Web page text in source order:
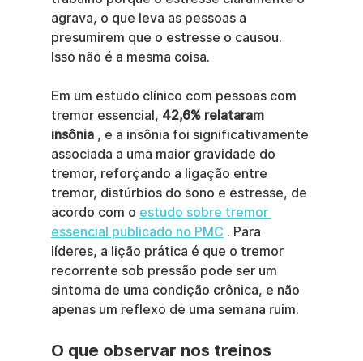
agrava, o que leva as pessoas a
presumirem que o estresse o causou.
Isso não é a mesma coisa.
Em um estudo clínico com pessoas com
tremor essencial, 42,6% relataram
insônia , e a insônia foi significativamente
associada a uma maior gravidade do
tremor, reforçando a ligação entre
tremor, distúrbios do sono e estresse, de
acordo com o estudo sobre tremor
essencial publicado no PMC . Para
líderes, a lição prática é que o tremor
recorrente sob pressão pode ser um
sintoma de uma condição crônica, e não
apenas um reflexo de uma semana ruim.
O que observar nos treinos